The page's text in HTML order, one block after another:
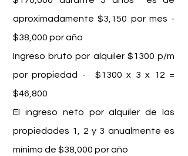
aproximadamente $3,150 por mes -
$38,000 por año
Ingreso bruto por alquiler $1300 p/m
por propiedad -
$1300 x 3 x 12 =
$46,800
El ingreso neto por alquiler de las
propiedades 1, 2 y 3 anualmente es
mínimo de $38,000 por año